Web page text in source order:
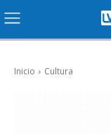
Inicio Cultura